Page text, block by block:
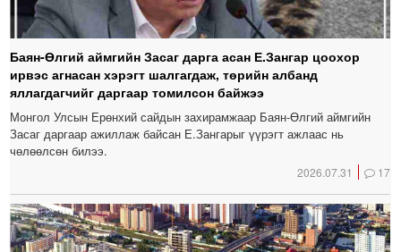
Баян-Өлгий аймгийн Засаг дарга асан Е.Зангар цоохор
ирвэс агнасан хэрэгт шалгагдаж, төрийн албанд
яллагдагчийг даргаар томилсон байжээ
Монгол Улсын Ерөнхий сайдын захирамжаар Баян-Өлгий аймгийн
Засаг даргаар ажиллаж байсан Е.Зангарыг үүрэгт ажлаас нь
чөлөөлсөн билээ.
2026.07.31 17